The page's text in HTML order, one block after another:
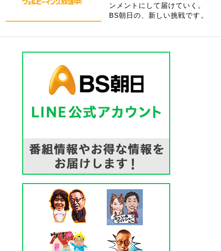
ンメントにして届けていく。
BS朝日の、新しい挑戦です。